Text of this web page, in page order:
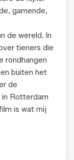
gamende,
de wereld. In
tieners die
rondhangen
buiten het
de
Rotterdam
is wat mij